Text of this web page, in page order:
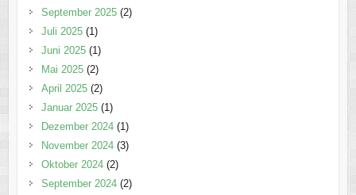
September 2025(2)
Juli 2025(1)
Juni 2025(1)
Mai 2025(2)
April 2025(2)
Januar 2025(1)
Dezember 2024(1)
November 2024(3)
Oktober 2024(2)
September 2024(2)